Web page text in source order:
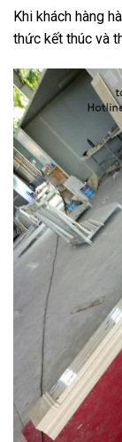
Khi khách hàng
thức kết thúc và